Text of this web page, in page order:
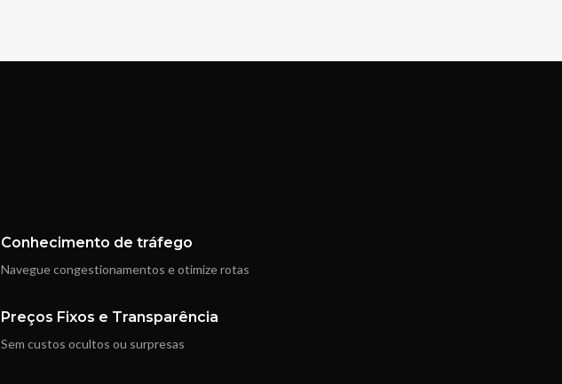
Conhecimento de tráfego
Navegue congestionamentos e otimize rotas
Preços Fixos e Transparência
Sem custos ocultos ou surpresas